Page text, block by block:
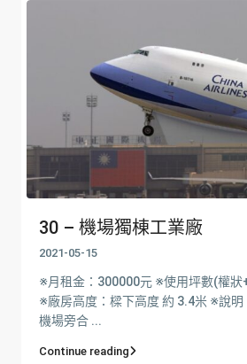
30 – 機場獨棟工業廠
2021-05-15
※月租金：300000元 ※使用坪數(權狀
※廠房高度：樑下高度 約 3.4米 ※說明
機場旁合 ...
Continue reading